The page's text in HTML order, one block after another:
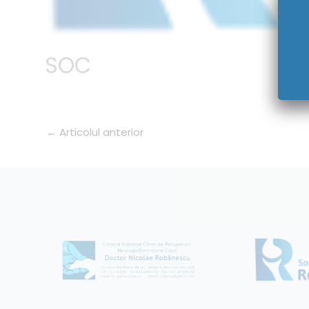
SOC
← Articolul anterior